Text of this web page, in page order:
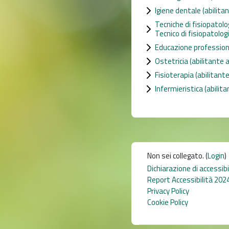
Igiene dentale
Tecniche di
Tecnico di
Educazione
Ostetricia (abilitante
Fisioterapia
Infermieristica
Non sei collegato. (Login)
Dichiarazione di
Report Accessibilità
Privacy Policy
Cookie Policy